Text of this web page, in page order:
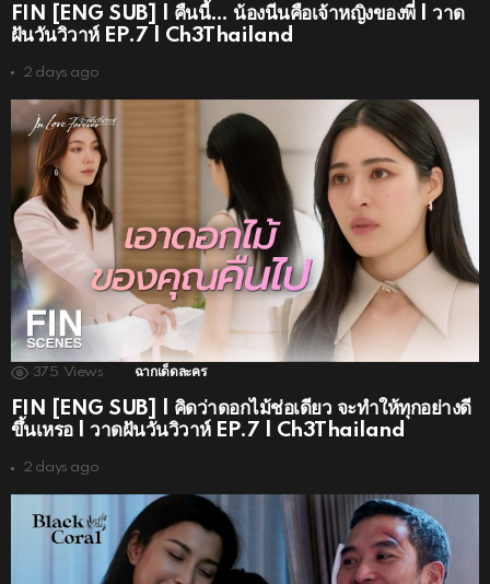
FIN [ENG SUB] | คืนนี้… น้องนีนคือเจ้าหญิงของพี่ | วาด
ฝันวันวิวาห์ EP.7 | Ch3Thailand
2 days ago
375 Views ฉากเด็ดละคร
FIN [ENG SUB] | คิดว่าดอกไม้ช่อเดียว จะทำให้ทุกอย่างดี
ขึ้นเหรอ | วาดฝันวันวิวาห์ EP.7 | Ch3Thailand
2 days ago